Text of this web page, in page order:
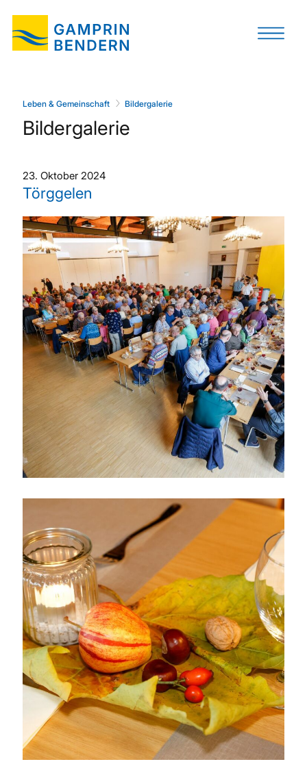
Leben & Gemeinschaft Bildergalerie
Bildergalerie
23. Oktober 2024
Törggelen